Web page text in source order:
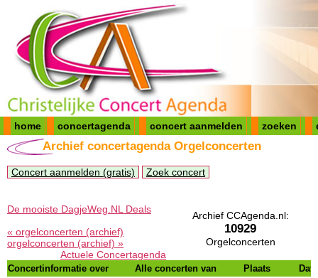
home concertagenda concert aanmelden zoeken
Archief concertagenda Orgelconcerten
Concert aanmelden (gratis) Zoek concert
Archief CCAgenda.nl:
10929
Orgelconcerten
De mooiste DagjeWeg.NL Deals
« orgelconcerten (archief)
orgelconcerten (archief) »
Actuele Concertagenda
Concertinformatie over Alle concerten van Plaats